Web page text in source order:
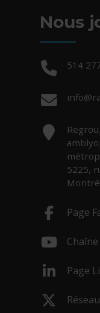
Nous
514
5225,
Page
Page